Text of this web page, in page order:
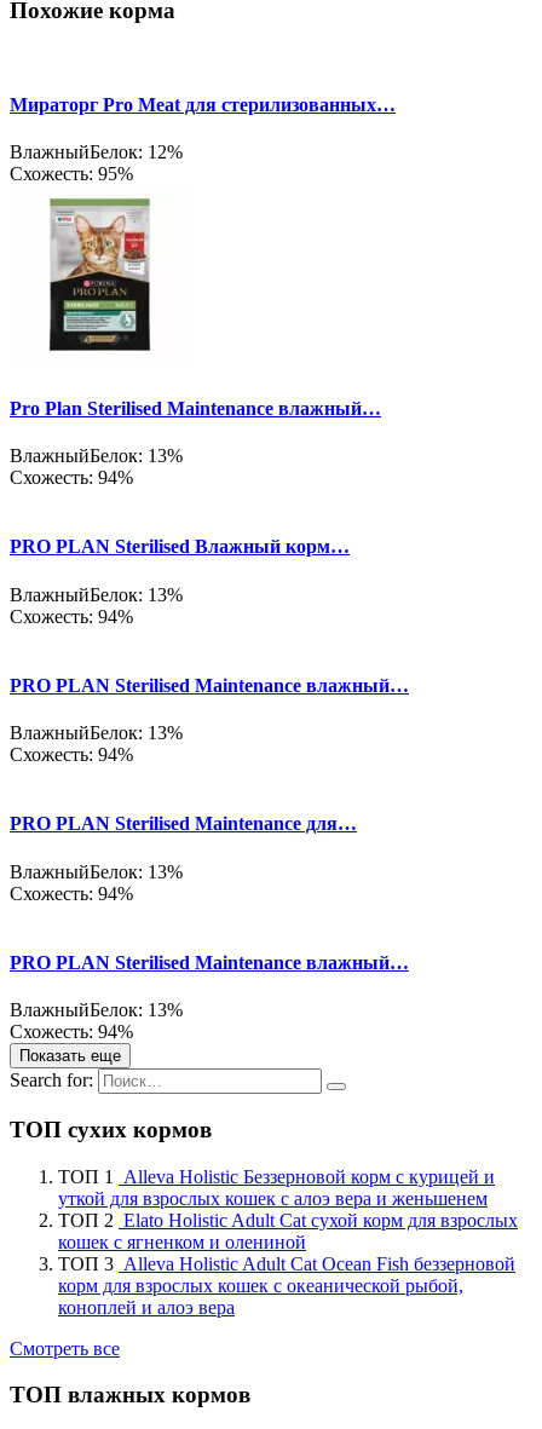
Похожие корма
Мираторг Pro Meat для стерилизованных…
ВлажныйБелок: 12%
Схожесть: 95%
Pro Plan Sterilised Maintenance влажный…
ВлажныйБелок: 13%
Схожесть: 94%
PRO PLAN Sterilised Влажный корм…
ВлажныйБелок: 13%
Схожесть: 94%
PRO PLAN Sterilised Maintenance влажный…
ВлажныйБелок: 13%
Схожесть: 94%
PRO PLAN Sterilised Maintenance для…
ВлажныйБелок: 13%
Схожесть: 94%
PRO PLAN Sterilised Maintenance влажный…
ВлажныйБелок: 13%
Схожесть: 94%
Показать еще
Search for:
ТОП сухих кормов
ТОП 1
Alleva Holistic Беззерновой корм с курицей и
уткой для взрослых кошек с алоэ вера и женьшенем
ТОП 2 Elato Holistic Adult Cat сухой корм для взрослых
кошек с ягненком и олениной
ТОП 3 Alleva Holistic Adult Cat Ocean Fish беззерновой
корм для взрослых кошек с океанической рыбой,
коноплей и алоэ вера
Смотреть все
ТОП влажных кормов